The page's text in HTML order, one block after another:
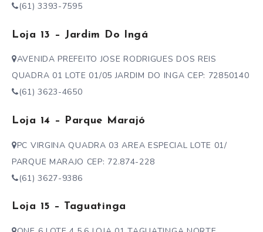
(61) 3393-7595
Loja 13 – Jardim Do Ingá
AVENIDA PREFEITO JOSE RODRIGUES DOS REIS
QUADRA 01 LOTE 01/05 JARDIM DO INGA CEP: 72850140
(61) 3623-4650
Loja 14 – Parque Marajó
PC VIRGINA QUADRA 03 AREA ESPECIAL LOTE 01/
PARQUE MARAJO CEP: 72.874-228
(61) 3627-9386
Loja 15 – Taguatinga